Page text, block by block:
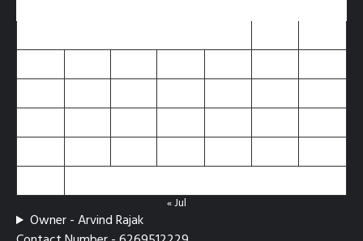
« Jul
Owner - Arvind Rajak